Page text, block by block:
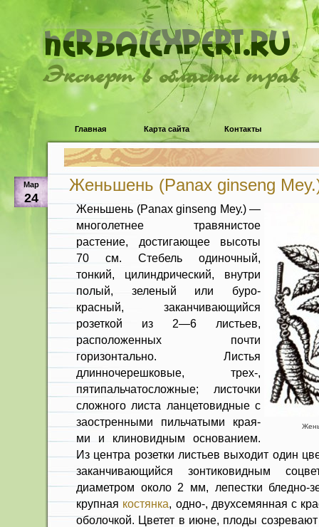
Эксперт в области трав
Главная Карта сайта Контакты
Мар
24
Женьшень (Panax ginseng
Женьшень (Panax ginseng Меу.) —
многолетнее травянистое
растение, достигающее высоты
70 см. Стебель одиночный,
тонкий, цилиндрический, внутри
полый, зеленый или буро-
красный, заканчивающийся
розеткой из 2—6 листьев,
расположенных почти
горизонтально. Листья
длинночерешковые, трех-,
пятипальчатосложные; листочки
сложного листа ланцетовид­ные с
заостренными пильчатыми края­
ми и клиновидным основанием.
Из цен­тра розетки листьев выходит один
заканчи­вающийся зонтиковидным
диаметром около 2 мм, лепестки
крупная костянка, одно-, двухсемянная с
оболочкой. Цветет в июне, плоды